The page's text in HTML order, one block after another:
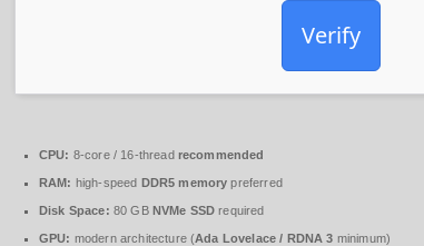
Verify
CPU: 8-core / 16-thread recommended
RAM: high-speed DDR5 memory preferred
Disk Space: 80 GB NVMe SSD required
GPU: modern architecture (Ada Lovelace / RDNA 3 minimum)